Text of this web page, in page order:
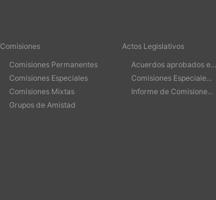
Comisiones
Comisiones Permanentes
Comisiones Especiales
Comisiones Mixtas
Grupos de Amistad
Actos Legislativos
Acuerdos aprobados e...
Comisiones Especiale...
Informe de Comisione...